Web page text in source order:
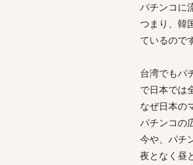
パチンコに
つまり、韓
ているので
台湾でもパ
で日本では
なぜ日本の
パチンコの
今や、パチ
夜となく昼